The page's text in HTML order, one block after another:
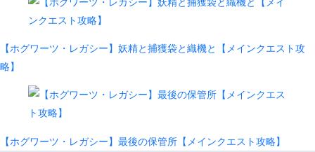
【ホグワーツ・レガシー】妖精と捕獲袋と織機と【メインクエスト攻
略】
【ホグワーツ・レガシー】最後の保管所【メインクエスト攻略】